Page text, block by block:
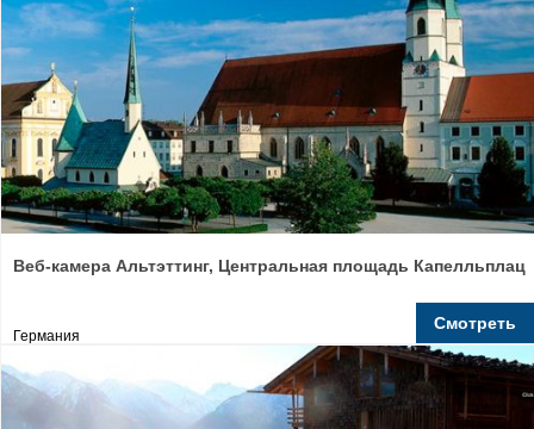
Веб-камера Альтэттинг, Центральная площадь Капелльплац
Германия
Смотреть